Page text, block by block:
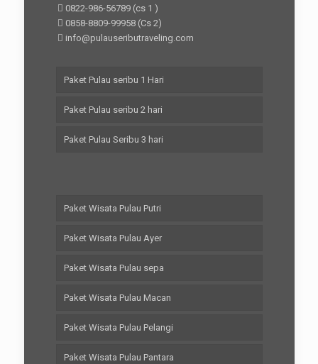
0822-986-56789(cs 1 )
0858-8809-99958(Cs 2)
info@pulauseributraveling.com
Paket Pulau seribu 1 Hari
Paket Pulau seribu 2 hari
Paket Pulau Seribu 3 hari
Paket Wisata Pulau Putri
Paket Wisata Pulau Ayer
Paket Wisata Pulau sepa
Paket Wisata Pulau Macan
Paket Wisata Pulau Pelangi
Paket Wisata Pulau Pantara